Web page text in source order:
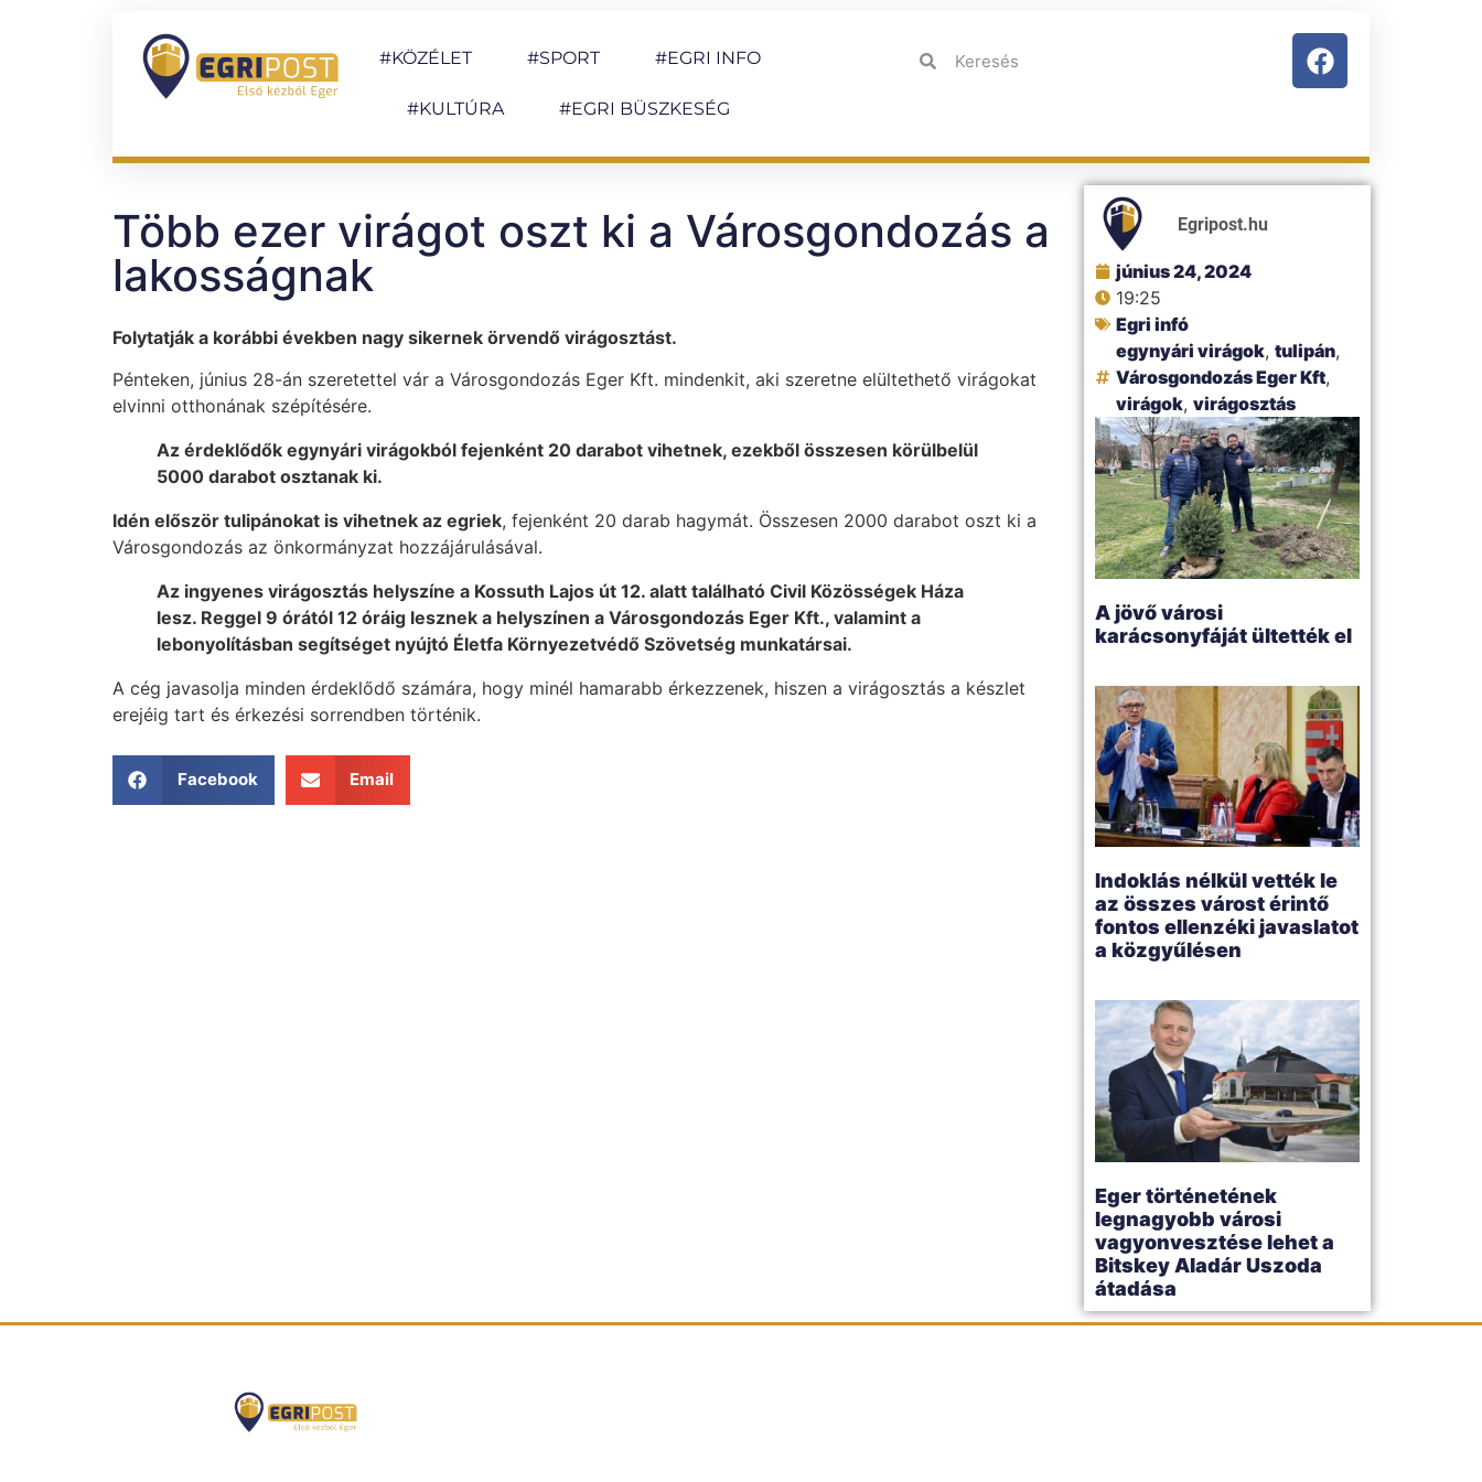
#KÖZÉLET #SPORT #EGRI INFO
#KULTÚRA #EGRI BÜSZKESÉG
Több ezer virágot oszt ki a Városgondozás a
lakosságnak
Folytatják a korábbi években nagy sikernek örvendő virágosztást.
Pénteken, június 28-án szeretettel vár a Városgondozás Eger Kft. mindenkit, aki szeretne elültethető virágokat
elvinni otthonának szépítésére.
Az érdeklődők egynyári virágokból fejenként 20 darabot vihetnek, ezekből összesen körülbelül
5000 darabot osztanak ki.
Idén először tulipánokat is vihetnek az egriek, fejenként 20 darab hagymát. Összesen 2000 darabot oszt ki a
Városgondozás az önkormányzat hozzájárulásával.
Az ingyenes virágosztás helyszíne a Kossuth Lajos út 12. alatt található Civil Közösségek Háza
lesz. Reggel 9 órától 12 óráig lesznek a helyszínen a Városgondozás Eger Kft., valamint a
lebonyolításban segítséget nyújtó Életfa Környezetvédő Szövetség munkatársai.
A cég javasolja minden érdeklődő számára, hogy minél hamarabb érkezzenek, hiszen a virágosztás a készlet
erejéig tart és érkezési sorrendben történik.
Facebook Email
Egripost.hu
június 24, 2024
19:25
Egri infó
egynyári virágok,tulipán,
Városgondozás Eger Kft,
virágok,virágosztás
A jövő városi
karácsonyfáját ültették el
Indoklás nélkül vették le
az összes várost érintő
fontos ellenzéki javaslatot
a közgyűlésen
Eger történetének
legnagyobb városi
vagyonvesztése lehet a
Bitskey Aladár Uszoda
átadása